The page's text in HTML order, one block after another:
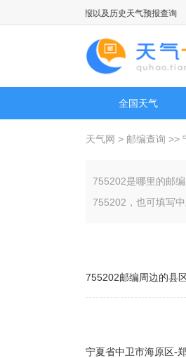
，国际城市天气预报以及历史天气预报查询
全国天气
天气网 > 邮编查询 >>
755202是哪里的邮
755202，也可填写
755202邮编周边的县
宁夏省中卫市海原区-